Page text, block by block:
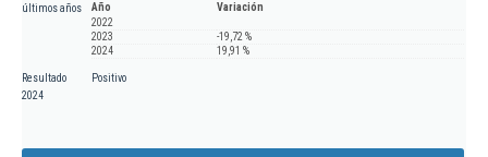
últimos años
Año
Variación
2022
2023
-19,72 %
2024
19,91 %
Resultado
2024
Positivo